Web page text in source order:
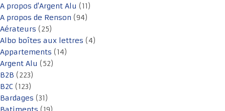
A propos d'Argent Alu (11)
A propos de Renson (94)
Aérateurs (25)
Albo boîtes aux lettres (4)
Appartements (14)
Argent Alu (52)
B2B (223)
B2C (123)
Bardages (31)